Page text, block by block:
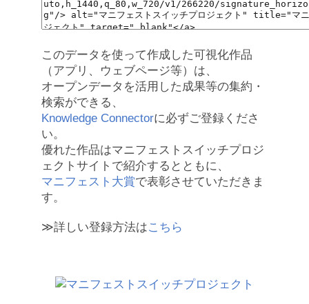
このデータを使って作成した可視化作品
（アプリ、ウェブページ等）は、
オープンデータを活用した成果等の集約・
検索ができる、
Knowledge Connectorに必ずご登録くださ
い。
優れた作品はマニフェストスイッチプロジ
ェクトサイトで紹介するとともに、
マニフェスト大賞で表彰させていただきま
す。
≫詳しい登録方法はこちら